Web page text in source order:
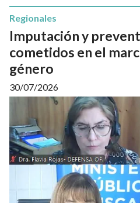
Imputación y
cometidos en el
género
Regionales
30/07/2026